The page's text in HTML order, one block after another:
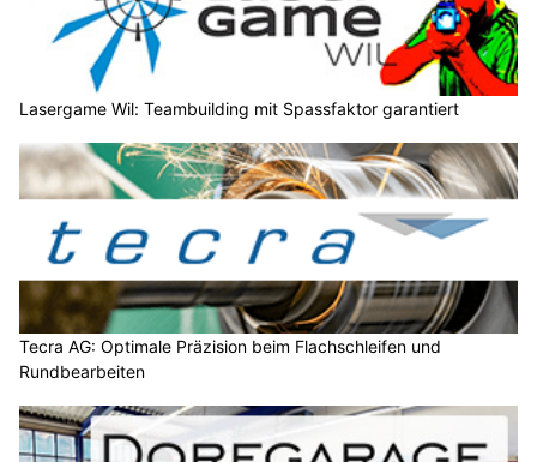
Lasergame Wil: Teambuilding mit Spassfaktor garantiert
Tecra AG: Optimale Präzision beim Flachschleifen und
Rundbearbeiten